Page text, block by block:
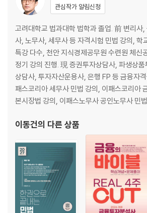
[제2편 채권총칙]
제1장 채권의 목적
제2장 채권의 효력
제3장 수인의 채권자와 채무자
[제3편 채권각론]
제1장 계약총론
관심작가 알림신청
고려대학교 법과대학 법학과 졸업. 前 변리사
사, 노무사, 세무사 등 자격시험 민법 강의, 학
특강 다수, 천안 지식경제공무원 수련원 체신
정기 강의 진행. 現 증권투자상담사, 파생상
상담사, 투자자산운용사, 은행 FP 등 금융자
패스코리아 세무사 민법 강의, 이패스코리아
본시장법 강의, 이패스노무사 공인노무사 민
이동건의 다른 상품